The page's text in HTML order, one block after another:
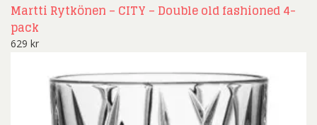
Martti Rytkönen – CITY – Double old fashioned 4-
pack
629 kr